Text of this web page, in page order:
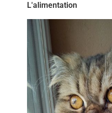
L'alimentation